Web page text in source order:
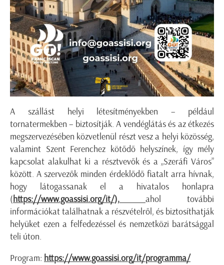
A szállást helyi létesítményekben – például
tornatermekben – biztosítják. A vendéglátás és az étkezés
megszervezésében közvetlenül részt vesz a helyi közösség,
valamint Szent Ferenchez kötődő helyszínek, így mély
kapcsolat alakulhat ki a résztvevők és a „Szeráfi Város”
között. A szervezők minden érdeklődő fiatalt arra hívnak,
hogy látogassanak el a hivatalos honlapra
(https://www.goassisi.org/it/),
ahol további
információkat találhatnak a részvételről, és biztosíthatják
helyüket ezen a felfedezéssel és nemzetközi barátsággal
teli úton.
Program: https://www.goassisi.org/it/programma/